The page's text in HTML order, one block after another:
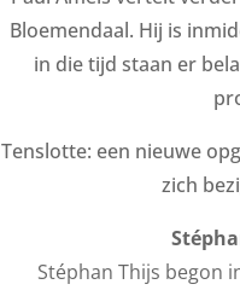
Bloemendaal. Hij is
in die tijd staan er
Tenslotte: een nieuwe
zich
Stéphan Thijs begon